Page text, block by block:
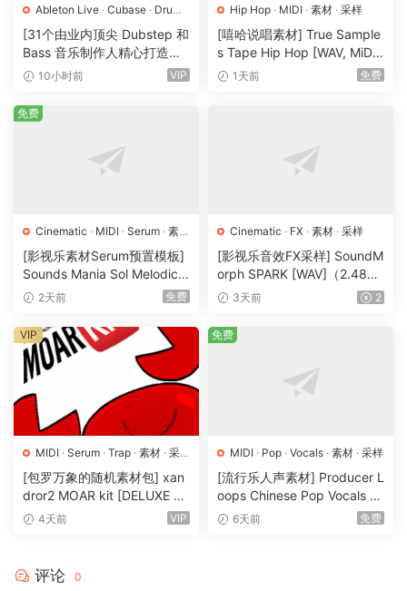
Cutting Edge Synths & Plucks For Phonk & Midtempo
This section of the pack provides some unique presets for
producing Phonk & Midtempo tracks.
Inside you’ll get access to some cowbell style plucks for
Phonk, as well as colorful synths for Midtempo.
This includes everything from Keys, Sequences, Arps,
Leads & more for producing hard hitting Trap & Hip-Hop.
🏠 HomePage
Ableton Live · Cubase · Drum
and Bass
· Dubstep · FL Studio
· Logic Pro ·MIDI · Serum·工
程· 教程·素材·采样·预置
[31个由业内顶尖 Dubstep 和
Bass 音乐制作人精心打造的
采样包] Avant Samples Avan
AV, MiDi]（27.5GB）
10小时前 VIP
Hip Hop · MIDI · 素材 · 采样
[嘻哈说唱素材] True Sample
s Tape Hip Hop [WAV, MiDi]
（408.59MB）
1天前 免费
Cinematic · MIDI · Serum · 素材
· 采样·预置
[影视乐素材Serum预置模板]
Sounds Mania Sol Melodic
Deep [WAV, MiDi]（1.23G
2天前 免费
免费
Cinematic · FX · 素材 · 采样
[影视乐音效FX采样] SoundM
orph SPARK [WAV]（2.48G
B）3天前 2
MIDI · Serum · Trap · 素材 · 采
样·预置
[包罗万象的随机素材包] xan
dror2 MOAR kit [DELUXE VE
RSION] [WAV, MiDi]（3.1G
4天前 VIP
VIP
MIDI · Pop · Vocals · 素材 · 采样
[流行乐人声素材] Producer L
oops Chinese Pop Vocals Vo
l.1 [WAV, MiDi, REX]（3.21G
6天前 免费
免费
评论 0